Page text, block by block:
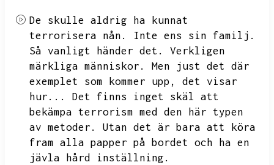
De skulle aldrig ha kunnat
terrorisera nån.
Inte ens sin familj.
Så vanligt händer det.
Verkligen
märkliga människor.
Men just det där
exemplet som kommer upp,
det visar
hur...
Det finns inget skäl att
bekämpa terrorism med den här typen
av metoder.
Utan det är bara att köra
fram alla papper på bordet och ha en
jävla hård inställning.